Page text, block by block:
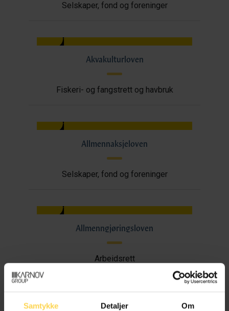
Samtykke Detaljer Om
Selskaper, fond og foreninger
Akvakulturloven
Fiskeri- og fangstrett og havbruk
Allmennaksjeloven
Selskaper, fond og foreninger
Allmenngjøringsloven
Arbeidsrett